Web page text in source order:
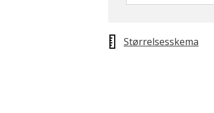
Størrelsesskema